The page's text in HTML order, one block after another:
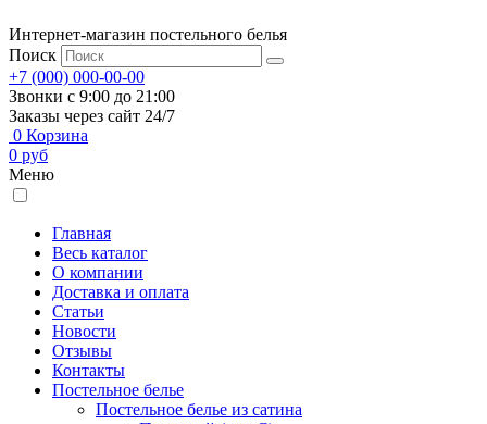
Интернет-магазин постельного белья
Поиск
+7 (000) 000-00-00
Звонки с 9:00 до 21:00
Заказы через сайт 24/7
0 Корзина
0 руб
Меню
Главная
Весь каталог
О компании
Доставка и оплата
Статьи
Новости
Отзывы
Контакты
Постельное белье
Постельное белье из сатина